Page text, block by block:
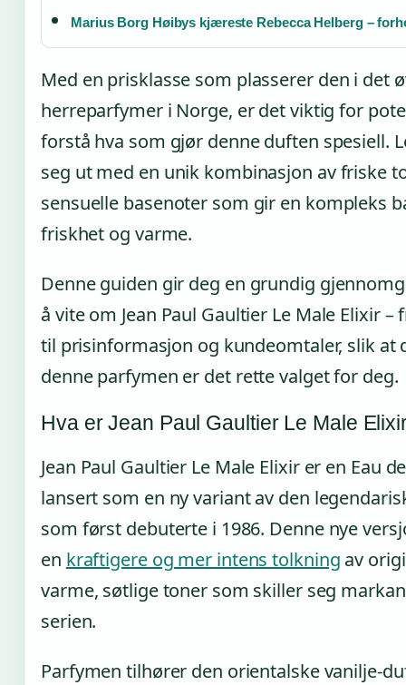
Marius Borg Høibys kjæreste Rebecca Helberg –
Med en prisklasse som plasserer den i det
herreparfymer i Norge, er det viktig for
forstå hva som gjør denne duften spesiell.
seg ut med en unik kombinasjon av friske
sensuelle basenoter som gir en kompleks
friskhet og varme.
Denne guiden gir deg en grundig
å vite om Jean Paul Gaultier Le Male Elixir
til prisinformasjon og kundeomtaler, slik at
denne parfymen er det rette valget for deg.
Hva er Jean Paul Gaultier Le Male
Jean Paul Gaultier Le Male Elixir er en Eau
lansert som en ny variant av den
som først debuterte i 1986. Denne nye
en kraftigere og mer intens tolkning av
varme, søtlige toner som skiller seg
serien.
Parfymen tilhører den orientalske vanilje-